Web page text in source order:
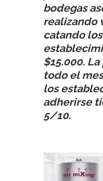
bodegas
realizando
catando
$15.000.
todo el
los
adherirse
5/10.